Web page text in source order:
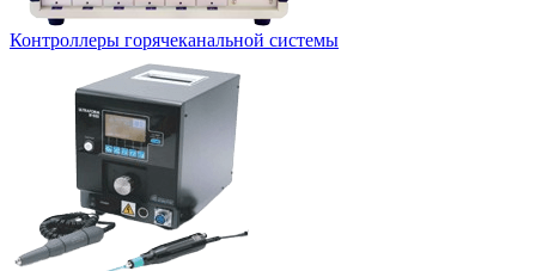
Контроллеры горячеканальной системы